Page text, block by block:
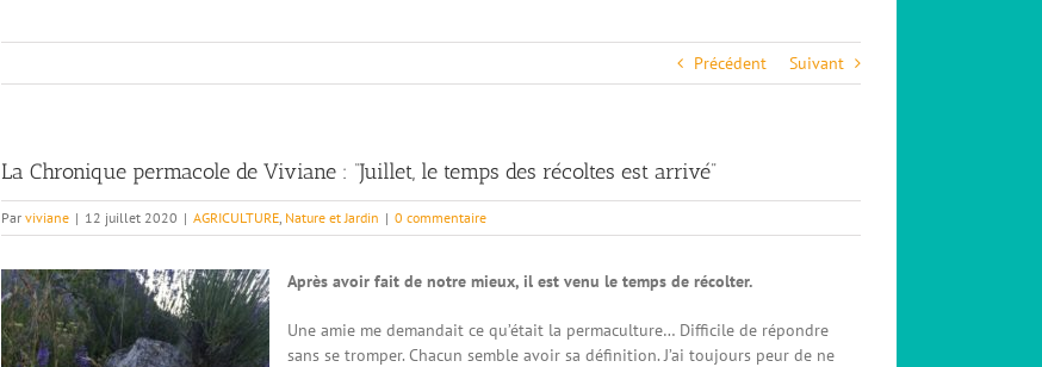
Précédent Suivant
La Chronique permacole de Viviane : “Juillet, le temps des récoltes est arrivé”
Parviviane | 12 juillet 2020 | AGRICULTURE Nature et Jardin | 0 commentaire
Après avoir fait de notre mieux, il est venu le temps de récolter.
Une amie me demandait ce qu’était la permaculture… Difficile de répondre
sans se tromper. Chacun semble avoir sa définition. J’ai toujours peur de ne